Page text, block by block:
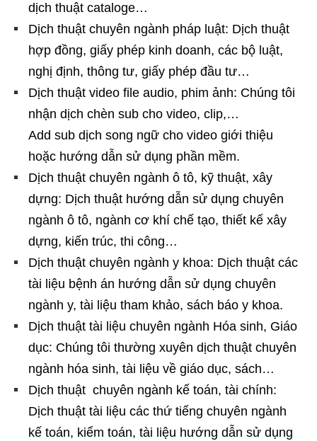
dịch thuật cataloge…
Dịch thuật chuyên ngành pháp luật: Dịch thuật
hợp đồng, giấy phép kinh doanh, các bộ luật,
nghị định, thông tư, giấy phép đầu tư…
Dịch thuật video file audio, phim ảnh: Chúng tôi
nhận dịch chèn sub cho video, clip,…
Add sub dịch song ngữ cho video giới thiệu
hoặc hướng dẫn sử dụng phần mềm.
Dịch thuật chuyên ngành ô tô, kỹ thuật, xây
dựng: Dịch thuật hướng dẫn sử dụng chuyên
ngành ô tô, ngành cơ khí chế tạo, thiết kế xây
dựng, kiến trúc, thi công…
Dịch thuật chuyên ngành y khoa: Dịch thuật các
tài liệu bệnh án hướng dẫn sử dụng chuyên
ngành y, tài liệu tham khảo, sách báo y khoa.
Dịch thuật tài liệu chuyên ngành Hóa sinh, Giáo
dục: Chúng tôi thường xuyên dịch thuật chuyên
ngành hóa sinh, tài liệu về giáo dục, sách…
Dịch thuật chuyên ngành kế toán, tài chính:
Dịch thuật tài liệu các thứ tiếng chuyên ngành
kế toán, kiểm toán, tài liệu hướng dẫn sử dụng